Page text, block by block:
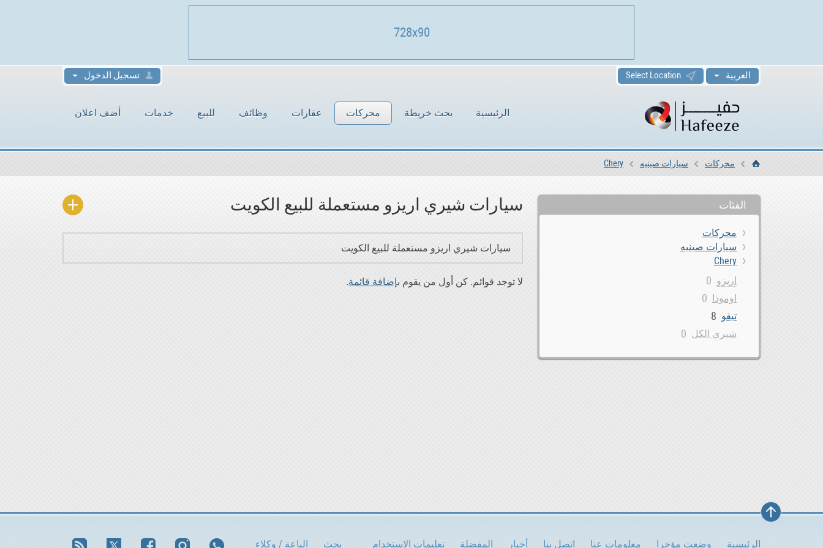
العربية Select Location تسجيل الدخول
الرئيسية بحث خريطة محركات عقارات وظائف للبيع خدمات أضف اعلان
الرئيسيةمحركات سيارات صينيه Chery
الفئات
محركات
سيارات صينيه
Chery
اريزو 0
اومودا 0
تيقو 8
شيري الكل 0
سيارات شيري اريزو مستعملة للبيع الكويت
سيارات شيري اريزو مستعملة للبيع الكويت
لا توجد قوائم. كن أول من يقوم بإضافة قائمة.
728x90
الرئيسية وضعت مؤخرا معلومات عنا اتصل بنا أخبار المفضلة تعليمات الاستخدام بحث الباعة / وكلاء